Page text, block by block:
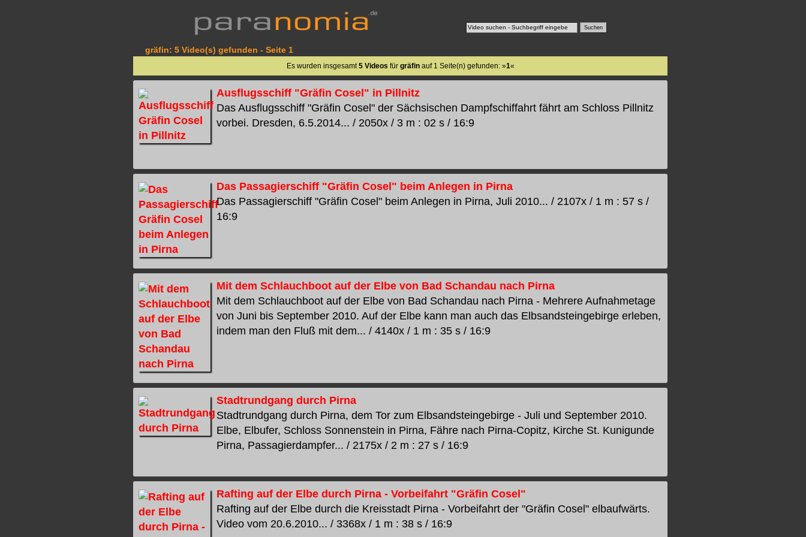
gräfin: 5 Video(s) gefunden - Seite 1
Es wurden insgesamt5 Videos für gräfinauf 1 Seite(n) gefunden: »1«
Ausflugsschiff "Gräfin Cosel" in Pillnitz
Das Ausflugsschiff "Gräfin Cosel" der Sächsischen Dampfschiffahrt fährt am Schloss Pillnitz
vorbei. Dresden, 6.5.2014... / 2050x / 3 m : 02 s / 16:9
Das Passagierschiff "Gräfin Cosel" beim Anlegen in Pirna
Das Passagierschiff "Gräfin Cosel" beim Anlegen in Pirna, Juli 2010... / 2107x / 1 m : 57 s /
16:9
Mit dem Schlauchboot auf der Elbe von Bad Schandau nach Pirna
Mit dem Schlauchboot auf der Elbe von Bad Schandau nach Pirna - Mehrere Aufnahmetage
von Juni bis September 2010. Auf der Elbe kann man auch das Elbsandsteingebirge erleben,
indem man den Fluß mit dem... / 4140x / 1 m : 35 s / 16:9
Stadtrundgang durch Pirna
Stadtrundgang durch Pirna, dem Tor zum Elbsandsteingebirge - Juli und September 2010.
Elbe, Elbufer, Schloss Sonnenstein in Pirna, Fähre nach Pirna-Copitz, Kirche St. Kunigunde
Pirna, Passagierdampfer... / 2175x / 2 m : 27 s / 16:9
Rafting auf der Elbe durch Pirna - Vorbeifahrt "Gräfin Cosel"
Rafting auf der Elbe durch die Kreisstadt Pirna - Vorbeifahrt der "Gräfin Cosel" elbaufwärts.
Video vom 20.6.2010... / 3368x / 1 m : 38 s / 16:9